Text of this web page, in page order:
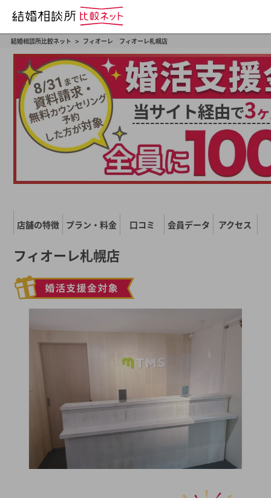
結婚相談所比較ネット > フィオーレ フィオーレ札幌店
店舗の特徴 プラン・料金 口コミ 会員データ アクセス
フィオーレ札幌店